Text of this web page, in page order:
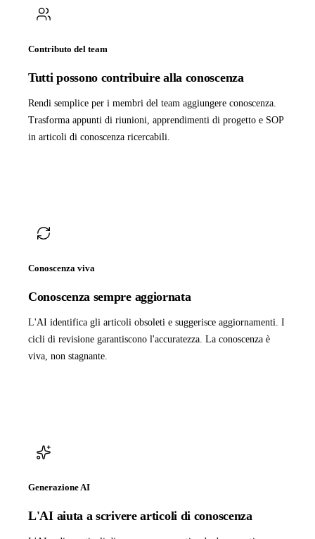
Contributo del team
Tutti possono contribuire alla conoscenza
Rendi semplice per i membri del team aggiungere conoscenza.
Trasforma appunti di riunioni, apprendimenti di progetto e SOP
in articoli di conoscenza ricercabili.
Conoscenza viva
Conoscenza sempre aggiornata
L'AI identifica gli articoli obsoleti e suggerisce aggiornamenti. I
cicli di revisione garantiscono l'accuratezza. La conoscenza è
viva, non stagnante.
Generazione AI
L'AI aiuta a scrivere articoli di conoscenza